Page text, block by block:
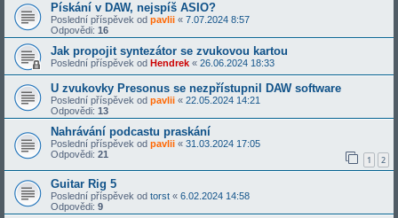
Pískání v DAW, nejspíš ASIO?
Poslední příspěvek od pavlii « 7.07.2024 8:57
Odpovědi: 16
Jak propojit syntezátor se zvukovou kartou
Poslední příspěvek od Hendrek « 26.06.2024 18:33
U zvukovky Presonus se nezpřístupnil DAW software
Poslední příspěvek od pavlii « 22.05.2024 14:21
Odpovědi: 13
Nahrávání podcastu praskání
Poslední příspěvek od pavlii « 31.03.2024 17:05
Odpovědi: 21 1 2
Guitar Rig 5
Poslední příspěvek od torst « 6.02.2024 14:58
Odpovědi: 9